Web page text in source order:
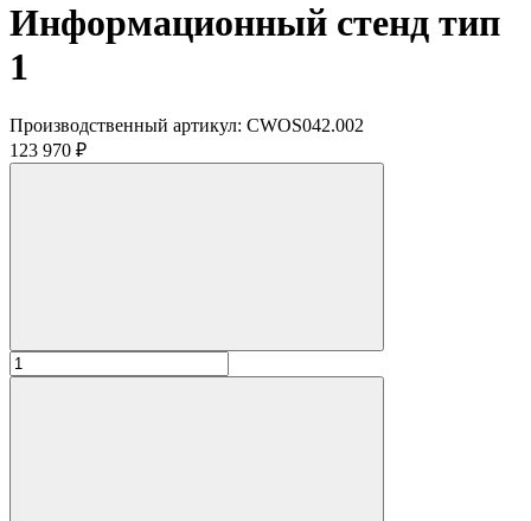
Информационный стенд тип
1
Производственный артикул: CWOS042.002
123 970 ₽